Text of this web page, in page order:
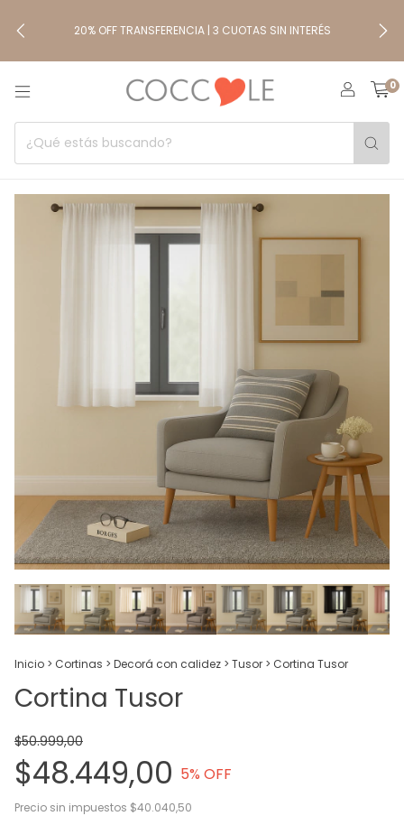
20% OFF TRANSFERENCIA | 3 CUOTAS SIN INTERÉS
0
Inicio > Cortinas > Decorá con calidez > Tusor > Cortina Tusor
Cortina Tusor
$50.999,00
$48.449,00 5% OFF
Precio sin impuestos $40.040,50